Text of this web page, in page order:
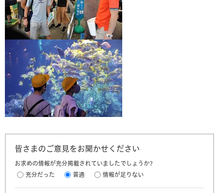
皆さまのご意見をお聞かせください
お求めの情報が充分掲載されていましたでしょうか?
充分だった
普通 情報が足りない